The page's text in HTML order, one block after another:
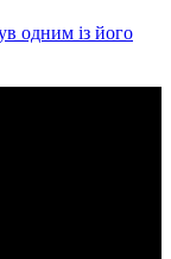
одним із його